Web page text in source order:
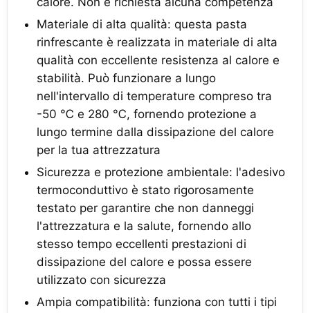
Materiale di alta qualità: questa pasta
rinfrescante è realizzata in materiale di alta
qualità con eccellente resistenza al calore e
stabilità. Può funzionare a lungo
nell'intervallo di temperature compreso tra
-50 ℃ e 280 ℃, fornendo protezione a
lungo termine dalla dissipazione del calore
per la tua attrezzatura
Sicurezza e protezione ambientale: l'adesivo
termoconduttivo è stato rigorosamente
testato per garantire che non danneggi
l'attrezzatura e la salute, fornendo allo
stesso tempo eccellenti prestazioni di
dissipazione del calore e possa essere
utilizzato con sicurezza
Ampia compatibilità: funziona con tutti i tipi